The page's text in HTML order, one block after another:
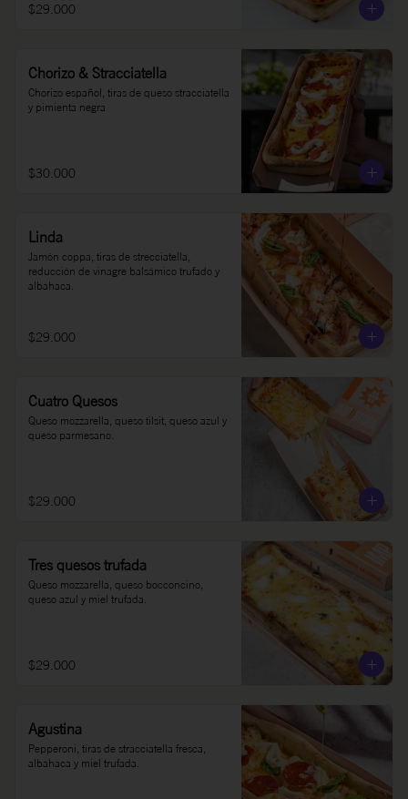
$29.000
Chorizo & Stracciatella
Chorizo español, tiras de queso stracciatella
y pimienta negra
$30.000
Linda
Jamón coppa, tiras de strecciatella,
reducción de vinagre balsámico trufado y
albahaca.
$29.000
Cuatro Quesos
Queso mozzarella, queso tilsit, queso azul y
queso parmesano.
$29.000
Tres quesos trufada
Queso mozzarella, queso bocconcino,
queso azul y miel trufada.
$29.000
Agustina
Pepperoni, tiras de stracciatella fresca,
albahaca y miel trufada.